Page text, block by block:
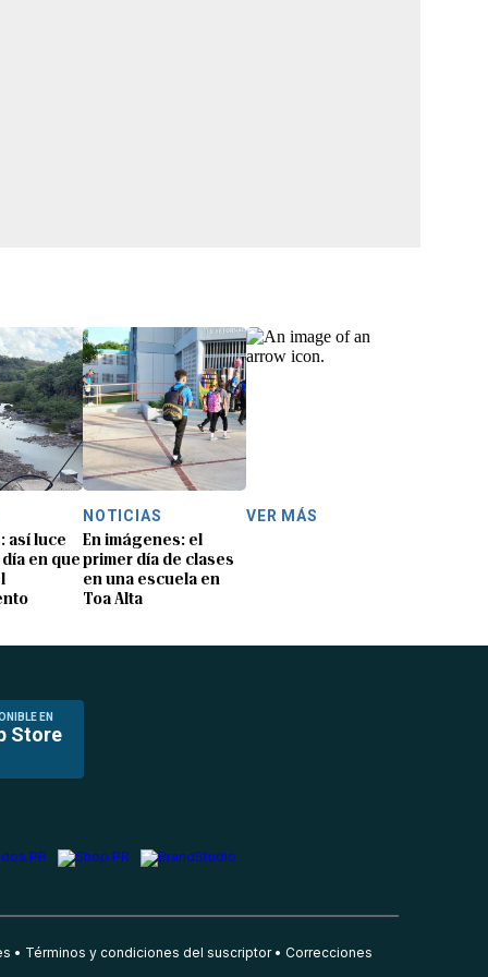
así luce
en que
NOTICIAS
En imágenes: el
primer día de clases
en una escuela en
Toa Alta
VER MÁS
EN
Store
Términos y condiciones del suscriptor Correcciones